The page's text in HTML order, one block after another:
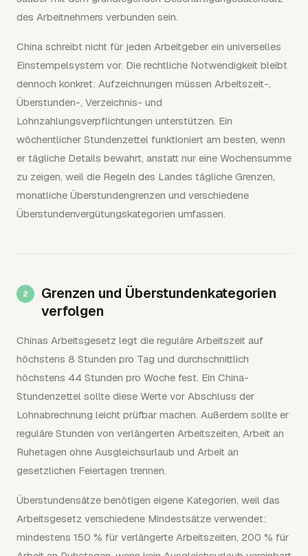
des Arbeitnehmers verbunden sein.
China schreibt nicht für jeden Arbeitgeber ein universelles
Einstempelsystem vor. Die rechtliche Notwendigkeit bleibt
dennoch konkret: Aufzeichnungen müssen Arbeitszeit-,
Überstunden-, Verzeichnis- und
Lohnzahlungsverpflichtungen unterstützen. Ein
wöchentlicher Stundenzettel funktioniert am besten, wenn
er tägliche Details bewahrt, anstatt nur eine Wochensumme
zu zeigen, weil die Regeln des Landes tägliche Grenzen,
monatliche Überstundengrenzen und verschiedene
Überstundenvergütungskategorien umfassen.
Grenzen und Überstundenkategorien
verfolgen
Chinas Arbeitsgesetz legt die reguläre Arbeitszeit auf
höchstens 8 Stunden pro Tag und durchschnittlich
höchstens 44 Stunden pro Woche fest. Ein China-
Stundenzettel sollte diese Werte vor Abschluss der
Lohnabrechnung leicht prüfbar machen. Außerdem sollte er
reguläre Stunden von verlängerten Arbeitszeiten, Arbeit an
Ruhetagen ohne Ausgleichsurlaub und Arbeit an
gesetzlichen Feiertagen trennen.
Überstundensätze benötigen eigene Kategorien, weil das
Arbeitsgesetz verschiedene Mindestsätze verwendet:
mindestens 150 % für verlängerte Arbeitszeiten, 200 % für